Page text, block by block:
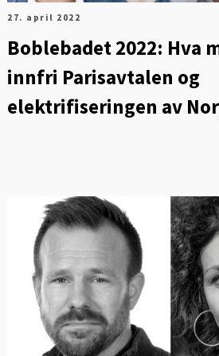
Sikkerhet og samfunn
27. april 2022
Boblebadet 2022: Hva
innfri Parisavtalen og
elektrifiseringen av